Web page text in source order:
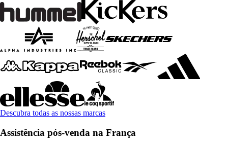
Descubra todas as nossas marcas
Assistência pós-venda na França